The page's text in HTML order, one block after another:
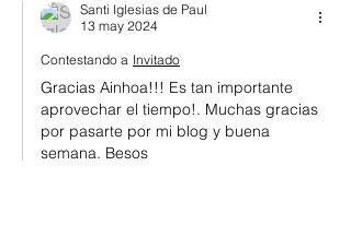
Santi Iglesias de Paul
13 may 2024
Contestando a Invitado
Gracias Ainhoa!!! Es tan importante
aprovechar el tiempo!. Muchas gracias
por pasarte por mi blog y buena
semana. Besos